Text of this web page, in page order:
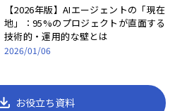
【2026年版】AIエージェントの「現在
地」：95%のプロジェクトが直面する
技術的・運用的な壁とは
2026/01/06
お役立ち資料